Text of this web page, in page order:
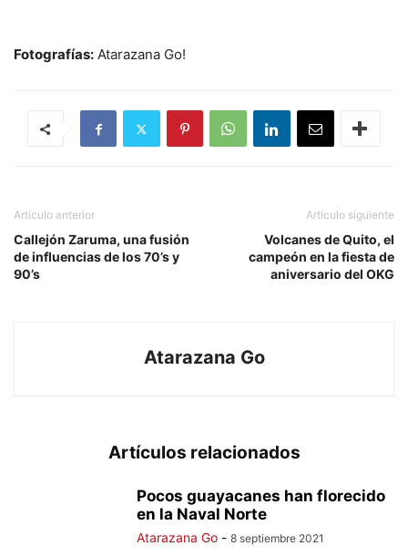
Fotografías: Atarazana Go!
Artículo anterior
Callejón Zaruma, una fusión
de influencias de los 70’s y
90’s
Artículo siguiente
Volcanes de Quito, el
campeón en la fiesta de
aniversario del OKG
Atarazana Go
Artículos relacionados
Pocos guayacanes han florecido
en la Naval Norte
Atarazana Go - 8 septiembre 2021